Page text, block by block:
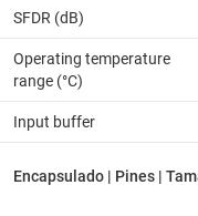
SFDR (dB)
Operating temperature
range (°C)
Input buffer